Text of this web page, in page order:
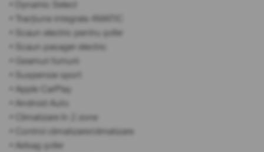
• Dynamic Select
• Tracțiune integrala 4MATIC
• Scaun electric pentru șofer
• Scaun pasager electric
• Geamuri fumurii
• Suspensie sport
• Apple CarPlay
• Android Auto
• Climatizare în 2 zone
• Control climatizare/climatizare
• Airbag șofer